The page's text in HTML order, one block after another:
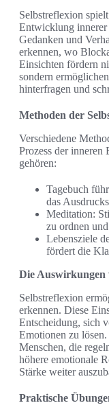
Selbstreflexion
Entwicklung innerer
Gedanken und
erkennen, wo
Einsichten fördern
sondern
hinterfragen und
Methoden der
Verschiedene
Prozess der inneren
gehören:
Tagebuch
das
Meditation:
zu ordnen
Lebensziele
fördert die
Die Auswirkungen
Selbstreflexion
erkennen. Diese
Entscheidung, sich
Emotionen zu lösen.
Menschen, die
höhere emotionale
Stärke weiter
Praktische